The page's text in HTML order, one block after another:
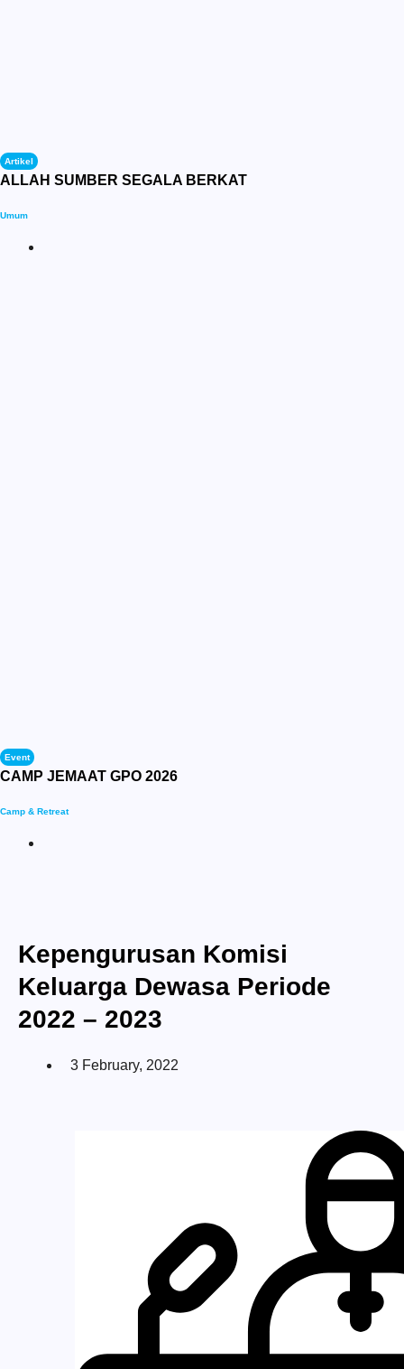
Artikel
ALLAH SUMBER SEGALA BERKAT
Umum
Event
CAMP JEMAAT GPO 2026
Camp & Retreat
Kepengurusan Komisi
Keluarga Dewasa Periode
2022 – 2023
3 February, 2022